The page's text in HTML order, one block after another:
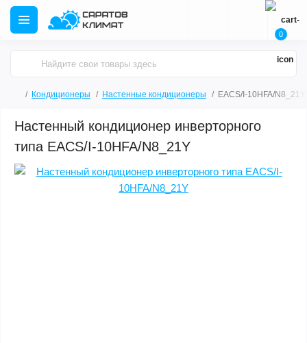
0
Кондиционеры Настенные кондиционеры EACS/I-10HFA/N8_21Y
Настенный кондиционер инверторного
типа EACS/I-10HFA/N8_21Y